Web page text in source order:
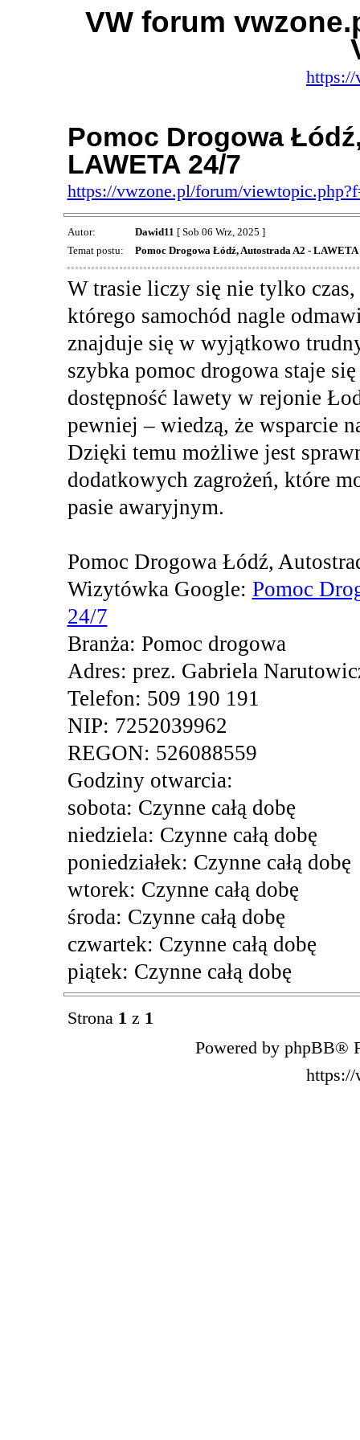
VW forum
Pomoc Drogowa
LAWETA 24/7
https://vwzone.pl/forum/
Autor: Dawid11 [ Sob 06 Wrz, 2025 ]
Temat postu:
Pomoc Drogowa Łódź, Autostrada A2 - LAWETA
W trasie liczy się nie tylko
którego samochód nagle
znajduje się w wyjątkowo
szybka pomoc drogowa staje
dostępność lawety w rejonie
pewniej – wiedzą, że wsparcie
Dzięki temu możliwe jest
dodatkowych zagrożeń, które
pasie awaryjnym.
Pomoc Drogowa Łódź,
Wizytówka Google: Pomoc
24/7
Branża: Pomoc drogowa
Adres: prez. Gabriela
Telefon: 509 190 191
NIP: 7252039962
REGON: 526088559
Godziny otwarcia:
sobota: Czynne całą dobę
niedziela: Czynne całą dobę
poniedziałek: Czynne całą dobę
wtorek: Czynne całą dobę
środa: Czynne całą dobę
czwartek: Czynne całą dobę
piątek: Czynne całą dobę
Strona 1 z 1
Powered by phpBB®
https://